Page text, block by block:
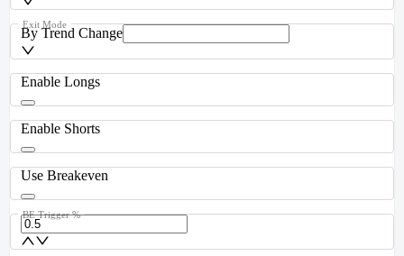
By Trend Change
Exit Mode
Enable Longs
Enable Shorts
Use Breakeven
BE Trigger %